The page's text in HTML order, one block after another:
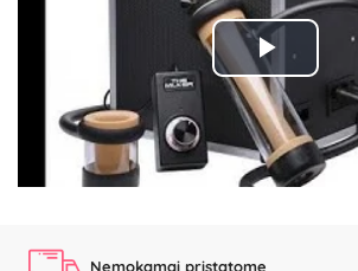
Play
Video
Nemokamai pristatome